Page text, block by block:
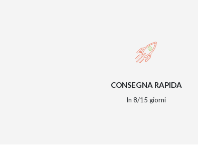
CONSEGNA RAPIDA
In 8/15 giorni